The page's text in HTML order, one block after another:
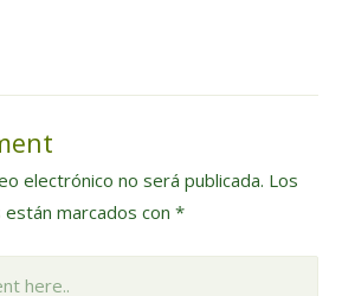
electrónico no será publicada. Los
marcados con *